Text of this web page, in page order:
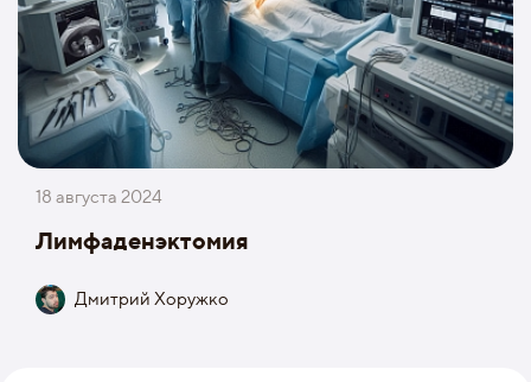
18 августа 2024
Лимфаденэктомия
Дмитрий Хоружко